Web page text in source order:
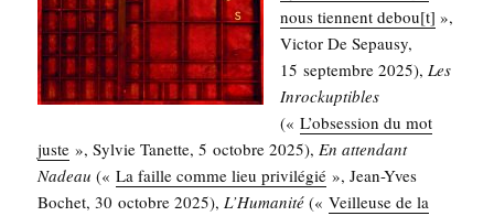
nous tiennent debou[t] »,
Vic­tor De Sepau­sy,
15 sep­tembre 2025),Les
Inro­ckup­tibles
(«L’obsession du mot
juste », Syl­vie Tanette, 5 octobre 2025),En atten­dant
Nadeau («La faille comme lieu pri­vi­lé­gié », Jean-Yves
Bochet, 30 octobre 2025),L’Humanité («Veilleuse de la